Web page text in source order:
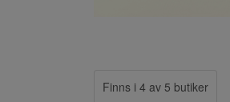
Finns i 4 av 5 butiker